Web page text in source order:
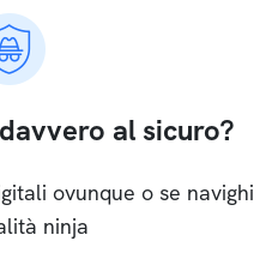
al sicuro?
ovunque o se navighi
ninja